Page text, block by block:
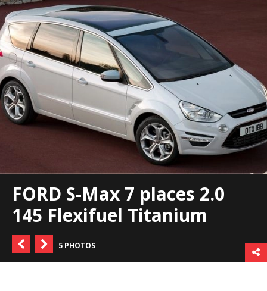
FORD S-Max 7 places 2.0
145 Flexifuel Titanium
5 PHOTOS